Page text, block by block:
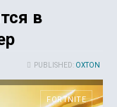
в
PUBLISHED: OXTON
FORTNITE